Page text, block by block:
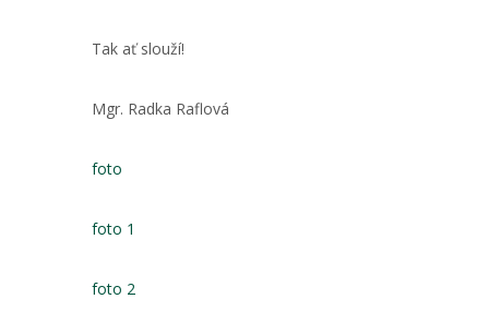
Tak ať slouží!
Mgr. Radka Raflová
foto
foto 1
foto 2